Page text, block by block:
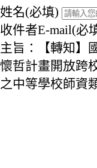
姓名(必填)
收件者E-mail(必
主旨：【轉知】
懷哲計畫開放跨
之中等學校師資